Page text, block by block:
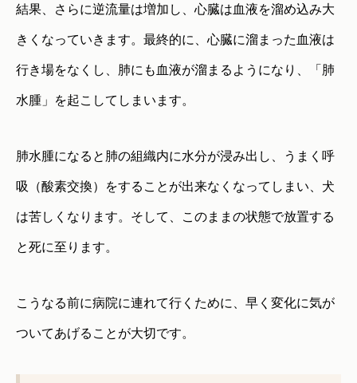
結果、さらに逆流量は増加し、心臓は血液を溜め込み大
きくなっていきます。最終的に、心臓に溜まった血液は
行き場をなくし、肺にも血液が溜まるようになり、「肺
水腫」を起こしてしまいます。
肺水腫になると肺の組織内に水分が浸み出し、うまく呼
吸（酸素交換）をすることが出来なくなってしまい、犬
は苦しくなります。そして、このままの状態で放置する
と死に至ります。
こうなる前に病院に連れて行くために、早く変化に気が
ついてあげることが大切です。